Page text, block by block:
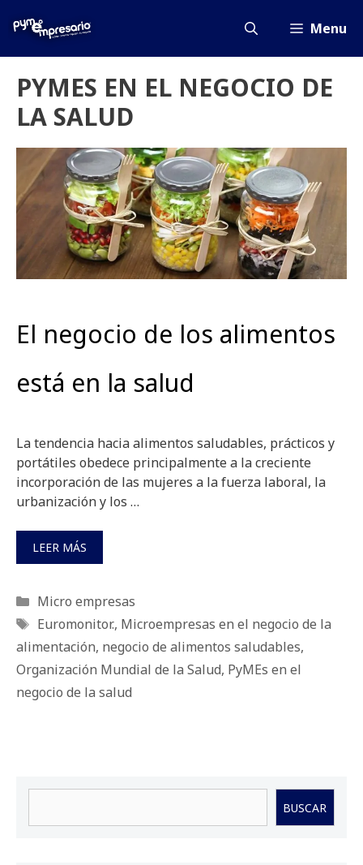
Menu
PYMES EN EL NEGOCIO DE
LA SALUD
El negocio de los alimentos
está en la salud
La tendencia hacia alimentos saludables, prácticos y
portátiles obedece principalmente a la creciente
incorporación de las mujeres a la fuerza laboral, la
urbanización y los …
LEER MÁS
Categorías
Micro empresas
Etiquetas
Euromonitor., Microempresas en el negocio de la
alimentación, negocio de alimentos saludables,
Organización Mundial de la Salud, PyMEs en el
negocio de la salud
BUSCAR